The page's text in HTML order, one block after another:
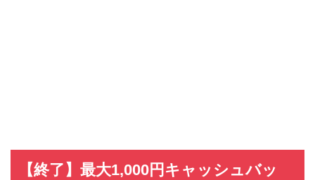
【終了】最大1,000円キャッシュバッ